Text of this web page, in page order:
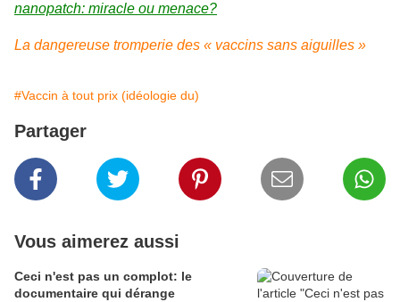
nanopatch: miracle ou menace?
La dangereuse tromperie des « vaccins sans aiguilles »
#Vaccin à tout prix (idéologie du)
Partager
Vous aimerez aussi
Ceci n'est pas un complot: le
documentaire qui dérange